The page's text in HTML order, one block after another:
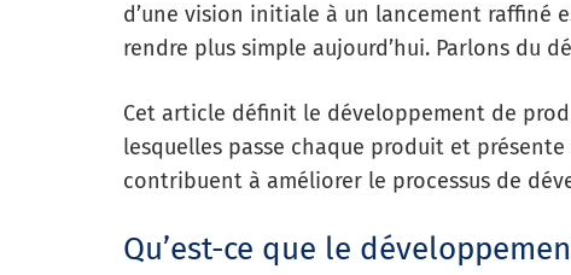
d’une vision initiale à un lancement raffiné
rendre plus simple aujourd’hui. Parlons du
Cet article définit le développement de
lesquelles passe chaque produit et
contribuent à améliorer le processus de
Qu’est-ce que le